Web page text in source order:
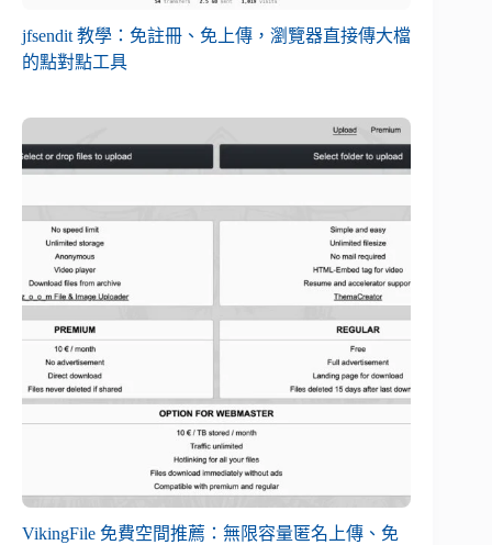
jfsendit 教學：免註冊、免上傳，瀏覽器直接傳大檔
的點對點工具
VikingFile 免費空間推薦：無限容量匿名上傳、免